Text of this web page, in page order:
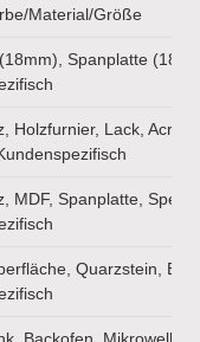
Material/Größe
Spanplatte
Holzfurnier, Lack, Acryl,
MDF, Spanplatte,
Quarzstein,